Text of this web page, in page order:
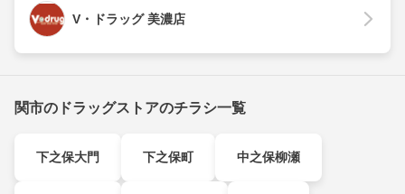
V・ドラッグ 美濃店
関市のドラッグストアのチラシ一覧
下之保大門 下之保町 中之保柳瀬